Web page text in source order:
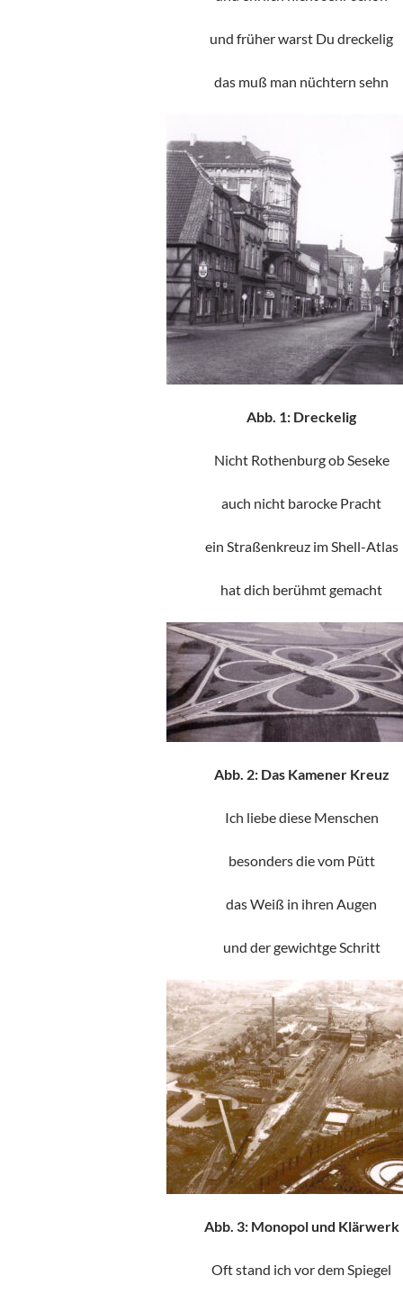
und früher warst Du dreckelig
das muß man nüchtern sehn
Abb. 1: Dreckelig
Nicht Rothenburg ob Seseke
auch nicht barocke Pracht
ein Straßenkreuz im Shell-Atlas
hat dich berühmt gemacht
Abb. 2: Das Kamener Kreuz
Ich liebe diese Menschen
besonders die vom Pütt
das Weiß in ihren Augen
und der gewichtge Schritt
Abb. 3: Monopol und Klärwerk
Oft stand ich vor dem Spiegel